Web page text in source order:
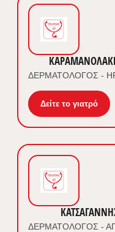
ΔΕΡΜΑΤΟΛΟΓΟΣ -
Δείτε το γιατρό
ΔΕΡΜΑΤΟΛΟΓΟΣ -